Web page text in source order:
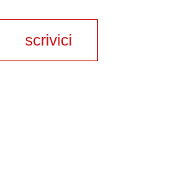
scrivici